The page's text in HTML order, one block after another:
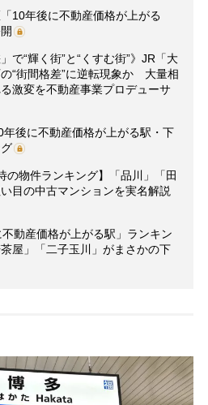
10年後に不動産価格が上がる
で“輝く街”と“くすむ街”》JR「大
“街間格差”に逆転現象か 大量相
激変を不動産事業プロデューサ
年後に不動産価格が上がる駅・下
の物件ランキング】「品川」「田
目の中古マンションを実名解説
不動産価格が上がる駅」ランキン
屋」「二子玉川」がまさかの下